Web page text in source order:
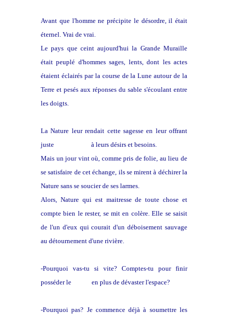
Avant que l'homme ne précipite le désordre, il était
éternel. Vrai de vrai.
Le pays que ceint aujourd'hui la Grande Muraille
était peuplé d'hommes sages, lents, dont les actes
étaient éclairés par la course de la Lune autour de la
Terre et pesés aux réponses du sable s'écoulant entre
les doigts.
La Nature leur rendait cette sagesse en leur offrant
juste
à leurs désirs et besoins.
Mais un jour vint où, comme pris de folie, au lieu de
se satisfaire de cet échange, ils se mirent à déchirer la
Nature sans se soucier de ses larmes.
Alors, Nature qui est maitresse de toute chose et
compte bien le rester, se mit en colère. Elle se saisit
de l'un d'eux qui courait d'un déboisement sauvage
au détournement d'une rivière.
-Pourquoi vas-tu si vite? Comptes-tu pour finir
posséder le
en plus de dévaster l'espace?
-Pourquoi pas? Je commence déjà à soumettre les